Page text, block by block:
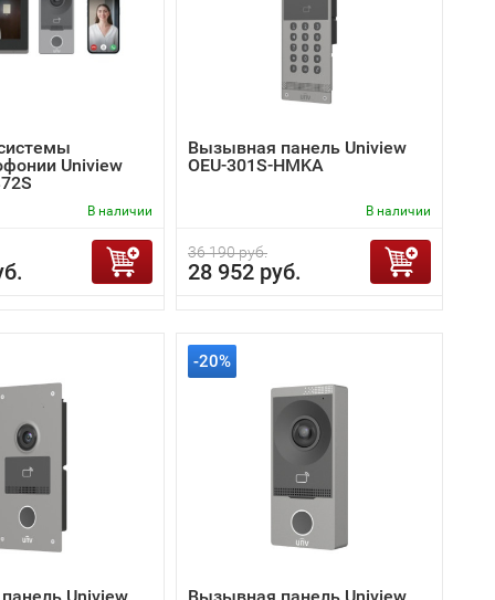
Uniview
В наличии
Вызывная панель Uniview
OEU-301S-HMKA
В наличии
36 190 руб.
28 952 руб.
-20%